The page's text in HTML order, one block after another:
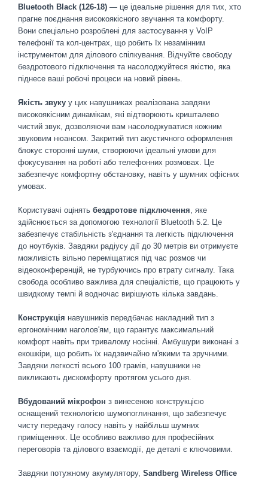
Bluetooth Black (126-18) — це ідеальне рішення для тих, хто
прагне поєднання високоякісного звучання та комфорту.
Вони спеціально розроблені для застосування у VoIP
телефонії та кол-центрах, що робить їх незамінним
інструментом для ділового спілкування. Відчуйте свободу
бездротового підключення та насолоджуйтеся якістю, яка
піднесе ваші робочі процеси на новий рівень.
Якість звуку у цих навушниках реалізована завдяки
високоякісним динамікам, які відтворюють кришталево
чистий звук, дозволяючи вам насолоджуватися кожним
звуковим нюансом. Закритий тип акустичного оформлення
блокує сторонні шуми, створюючи ідеальні умови для
фокусування на роботі або телефонних розмовах. Це
забезпечує комфортну обстановку, навіть у шумних офісних
умовах.
Користувачі оцінять бездротове підключення, яке
здійснюється за допомогою технології Bluetooth 5.2. Це
забезпечує стабільність з'єднання та легкість підключення
до ноутбуків. Завдяки радіусу дії до 30 метрів ви отримуєте
можливість вільно переміщатися під час розмов чи
відеоконференцій, не турбуючись про втрату сигналу. Така
свобода особливо важлива для спеціалістів, що працюють у
швидкому темпі й водночас вирішують кілька завдань.
Конструкція навушників передбачає накладний тип з
ергономічним наголов'ям, що гарантує максимальний
комфорт навіть при тривалому носінні. Амбушури виконані з
екошкіри, що робить їх надзвичайно м'якими та зручними.
Завдяки легкості всього 100 грамів, навушники не
викликають дискомфорту протягом усього дня.
Вбудований мікрофон з винесеною конструкцією
оснащений технологією шумопоглинання, що забезпечує
чисту передачу голосу навіть у найбільш шумних
приміщеннях. Це особливо важливо для професійних
переговорів та ділового взаємодії, де деталі є ключовими.
Завдяки потужному акумулятору, Sandberg Wireless Office